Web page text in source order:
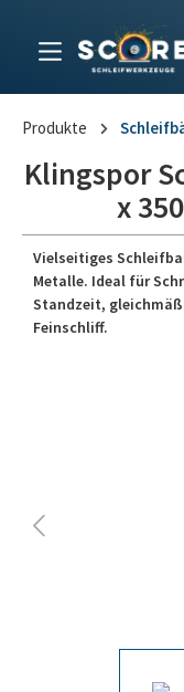
Produkte
Klingspor
x
Vielseitiges
Metalle. Ideal für
Standzeit,
Feinschliff.